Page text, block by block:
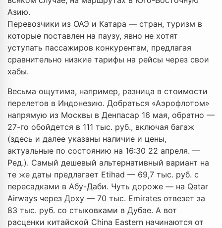
Азию.
Перевозчики из ОАЭ и Катара — стран, туризм в
которые поставлен на паузу, явно не хотят
уступать пассажиров конкурентам, предлагая
сравнительно низкие тарифы на рейсы через свои
хабы.
Весьма ощутима, например, разница в стоимости
перелетов в Индонезию. Добраться «Аэрофлотом»
напрямую из Москвы в Денпасар 16 мая, обратно —
27-го обойдется в 111 тыс. руб., включая багаж
(здесь и далее указаны наличие и цены,
актуальные по состоянию на 16:30 22 апреля. —
Ред.). Самый дешевый альтернативный вариант на
те же даты предлагает Etihad — 69,7 тыс. руб. с
пересадками в Абу-Даби. Чуть дороже — на Qatar
Airways через Доху — 70 тыс. Emirates отвезет за
83 тыс. руб. со стыковками в Дубае. А вот
расценки китайской China Eastern начинаются от